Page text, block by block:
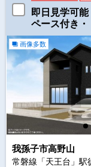
即日見学可
ペース付き・
画像多数
我孫子市高野山
常磐線「天王台」駅